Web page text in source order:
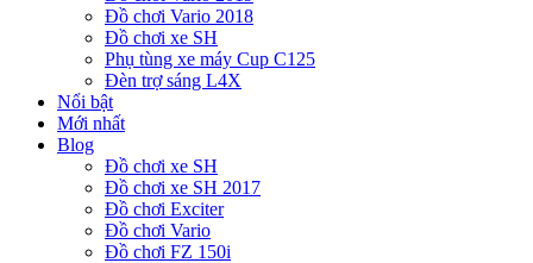
Đồ chơi Vario 2018
Đồ chơi xe SH
Phụ tùng xe máy Cup C125
Đèn trợ sáng L4X
Nổi bật
Mới nhất
Blog
Đồ chơi xe SH
Đồ chơi xe SH 2017
Đồ chơi Exciter
Đồ chơi Vario
Đồ chơi FZ 150i